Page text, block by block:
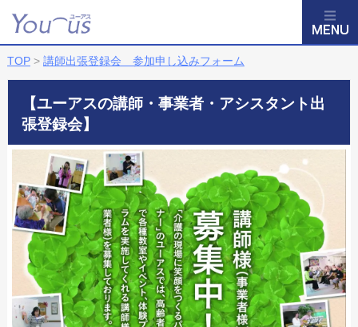
TOP > 講師出張登録会 参加申し込みフォーム
【ユーアスの講師・事業者・アシスタント出
張登録会】